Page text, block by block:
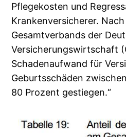
Pflegekosten und
Krankenversicherer.
Gesamtverbands der
Versicherungswirtschaft
Schadenaufwand für
Geburtsschäden
80 Prozent gestiegen.“